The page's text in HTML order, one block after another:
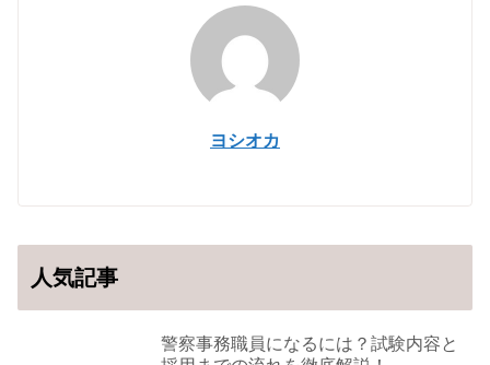
ヨシオカ
人気記事
警察事務職員になるには？試験内容と